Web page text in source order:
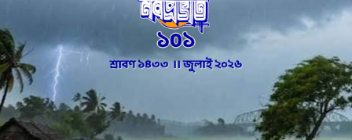
বোনের মধ্যে রোজ ঝগড়া বাঁধত। কেউই এত সকালে ঘুম থেকে উঠে ফুল তুলতে রাজি হতো না। অথচ
ঠাম্মির হুকুম—দুই বোনকেই ফুল তুলতে হবে। দেখতে দেখতে মহালয়ার দিন এসে যেত। ভোরবেলায়
বীরেন্দ্রকৃষ্ণ ভদ্রের কণ্ঠে চণ্ডীপাঠ শুরু হতেই সারা বাড়ি যেন এক মঙ্গলময় আবহে ভরে উঠত। সেই দিন
থেকেই শুরু হয়ে যেত মা, কাকিমা আর জেঠিমাদের ব্যস্ততা। পুজোয় আসা অতিথিদের জন্য নানারকম মিষ্টি
তৈরির ধুম পড়ে ...